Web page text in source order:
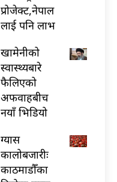
प्रोजेक्ट,नेपाल
लाई पनि लाभ
खामेनीको
स्वास्थ्यबारे
फैलिएको
अफवाहबीच
नयाँ भिडियो
ग्यास
कालोबजारीः
काठमाडौँका